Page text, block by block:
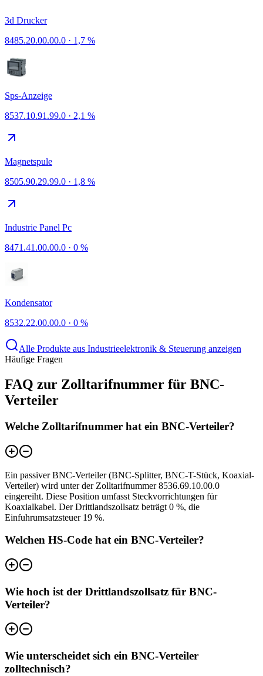
3d Drucker
8485.20.00.00.0 · 1,7 %
Sps-Anzeige
8537.10.91.99.0 · 2,1 %
Magnetspule
8505.90.29.99.0 · 1,8 %
Industrie Panel Pc
8471.41.00.00.0 · 0 %
Kondensator
8532.22.00.00.0 · 0 %
Alle Produkte aus Industrieelektronik & Steuerung anzeigen
Häufige Fragen
FAQ zur Zolltarifnummer für BNC-
Verteiler
Welche Zolltarifnummer hat ein BNC-Verteiler?
Ein passiver BNC-Verteiler (BNC-Splitter, BNC-T-Stück, Koaxial-
Verteiler) wird unter der Zolltarifnummer 8536.69.10.00.0
eingereiht. Diese Position umfasst Steckvorrichtungen für
Koaxialkabel. Der Drittlandszollsatz beträgt 0 %, die
Einfuhrumsatzsteuer 19 %.
Welchen HS-Code hat ein BNC-Verteiler?
Wie hoch ist der Drittlandszollsatz für BNC-
Verteiler?
Wie unterscheidet sich ein BNC-Verteiler
zolltechnisch?